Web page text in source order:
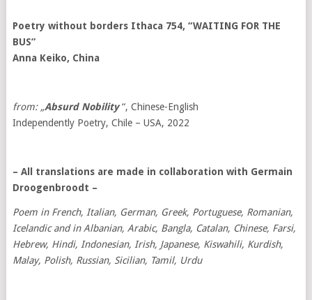
Poetry without borders Ithaca 754, “WAITING FOR THE
BUS”
Anna Keiko, China
from: „Absurd Nobility“, Chinese-English
Independently Poetry, Chile – USA, 2022
– All translations are made in collaboration with Germain
Droogenbroodt –
Poem in French, Italian, German, Greek, Portuguese, Romanian,
Icelandic and in Albanian, Arabic, Bangla, Catalan, Chinese, Farsi,
Hebrew, Hindi, Indonesian, Irish, Japanese, Kiswahili, Kurdish,
Malay, Polish, Russian, Sicilian, Tamil, Urdu